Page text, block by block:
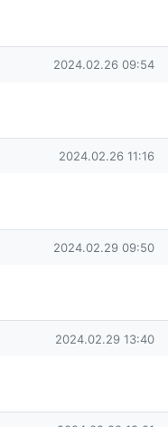
작성일
2024.02.26 09:54
작성일
2024.02.26 11:16
작성일
2024.02.29 09:50
작성일
2024.02.29 13:40